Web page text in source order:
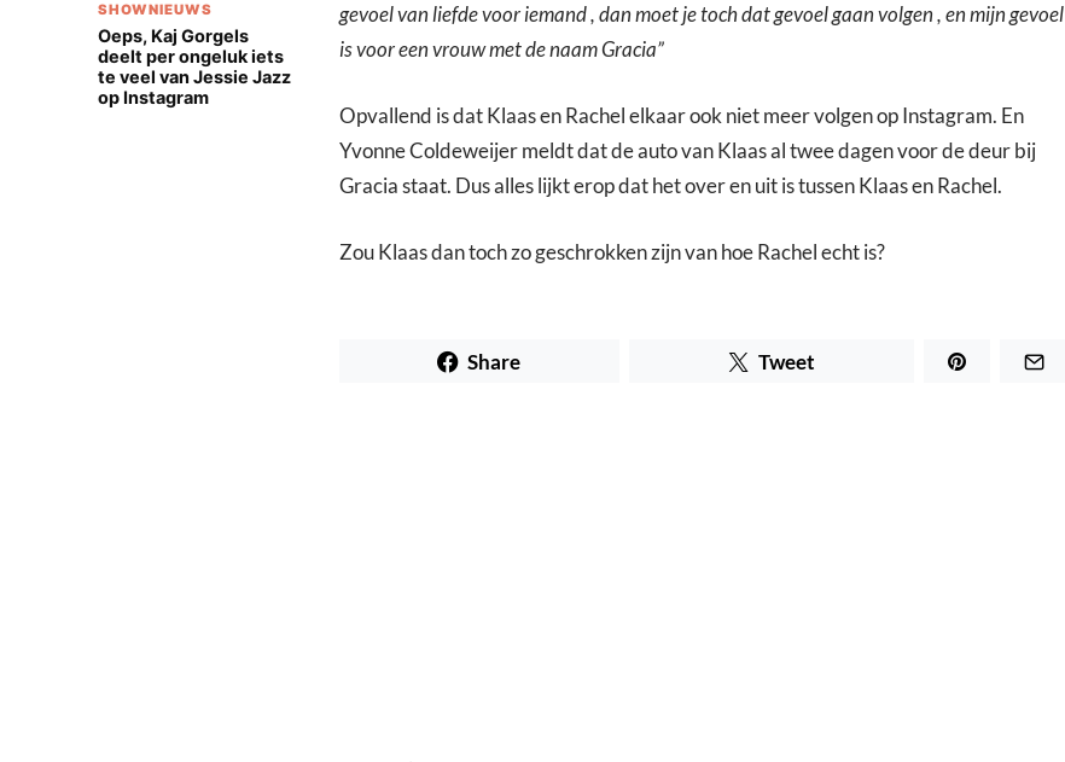
SHOWNIEUWS
Oeps, Kaj Gorgels
deelt per ongeluk iets
te veel van Jessie Jazz
op Instagram
gevoel van liefde voor iemand , dan moet je toch dat gevoel gaan volgen , en mijn gevoel
is voor een vrouw met de naam Gracia”
Opvallend is dat Klaas en Rachel elkaar ook niet meer volgen op Instagram. En
Yvonne Coldeweijer meldt dat de auto van Klaas al twee dagen voor de deur bij
Gracia staat. Dus alles lijkt erop dat het over en uit is tussen Klaas en Rachel.
Zou Klaas dan toch zo geschrokken zijn van hoe Rachel echt is?
Share Tweet